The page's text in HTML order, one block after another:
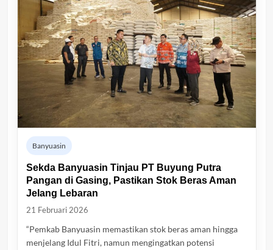
Banyuasin
Sekda Banyuasin Tinjau PT Buyung Putra
Pangan di Gasing, Pastikan Stok Beras Aman
Jelang Lebaran
21 Februari 2026
“Pemkab Banyuasin memastikan stok beras aman hingga
menjelang Idul Fitri, namun mengingatkan potensi